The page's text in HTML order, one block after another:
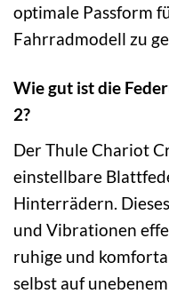
optimale Passform
Fahrradmodell zu
Wie gut ist die
2?
Der Thule Chariot
einstellbare
Hinterrädern.
und Vibrationen
ruhige und
selbst auf